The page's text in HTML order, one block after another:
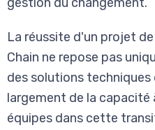
La réussite d'un projet
Chain ne repose pas
des solutions techniques
largement de la capacité
équipes dans cette